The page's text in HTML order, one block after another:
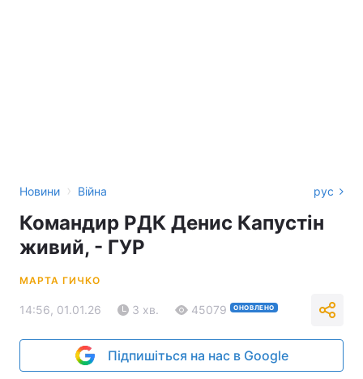
Новини › Війна рус
Командир РДК Денис Капустін
живий, - ГУР
МАРТА ГИЧКО
14:56, 01.01.26 3 хв. 45079 ОНОВЛЕНО
Підпишіться на нас в Google